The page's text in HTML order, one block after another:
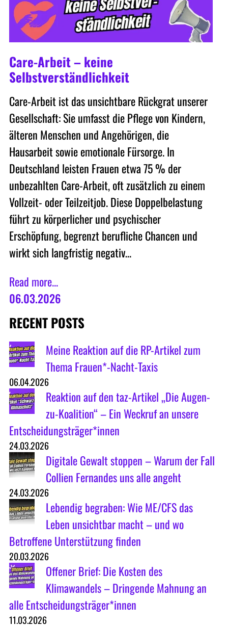
Care-Arbeit – keine
Selbstverständlichkeit
Care-Arbeit ist das unsichtbare Rückgrat unserer
Gesellschaft: Sie umfasst die Pflege von Kindern,
älteren Menschen und Angehörigen, die
Hausarbeit sowie emotionale Fürsorge. In
Deutschland leisten Frauen etwa 75 % der
unbezahlten Care-Arbeit, oft zusätzlich zu einem
Vollzeit- oder Teilzeitjob. Diese Doppelbelastung
führt zu körperlicher und psychischer
Erschöpfung, begrenzt berufliche Chancen und
wirkt sich langfristig negativ…
Read more...
06.03.2026
RECENT POSTS
Meine Reaktion auf die RP-Artikel zum
Thema Frauen*-Nacht-Taxis
06.04.2026
Reaktion auf den taz-Artikel „Die Augen-
zu-Koalition“ – Ein Weckruf an unsere
Entscheidungsträger*innen
24.03.2026
Digitale Gewalt stoppen – Warum der Fall
Collien Fernandes uns alle angeht
24.03.2026
Lebendig begraben: Wie ME/CFS das
Leben unsichtbar macht – und wo
Betroffene Unterstützung finden
20.03.2026
Offener Brief: Die Kosten des
Klimawandels – Dringende Mahnung an
alle Entscheidungsträger*innen
11.03.2026